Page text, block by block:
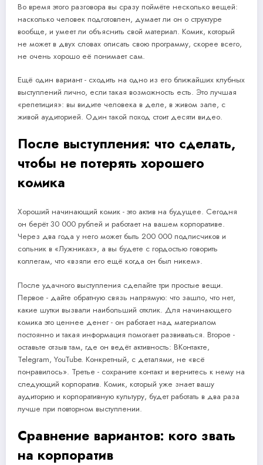
Во время этого разговора вы сразу поймёте несколько вещей:
насколько человек подготовлен, думает ли он о структуре
вообще, и умеет ли объяснить свой материал. Комик, который
не может в двух словах описать свою программу, скорее всего,
не очень хорошо её понимает сам.
Ещё один вариант - сходить на одно из его ближайших клубных
выступлений лично, если такая возможность есть. Это лучшая
«репетиция»: вы видите человека в деле, в живом зале, с
живой аудиторией. Один такой поход стоит десяти видео.
После выступления: что сделать,
чтобы не потерять хорошего
комика
Хороший начинающий комик - это актив на будущее. Сегодня
он берёт 30 000 рублей и работает на вашем корпоративе.
Через два года у него может быть 200 000 подписчиков и
сольник в «Лужниках», а вы будете с гордостью говорить
коллегам, что «взяли его ещё когда он был никем».
После удачного выступления сделайте три простые вещи.
Первое - дайте обратную связь напрямую: что зашло, что нет,
какие шутки вызвали наибольший отклик. Для начинающего
комика это ценнее денег - он работает над материалом
постоянно и такая информация помогает развиваться. Второе -
оставьте отзыв там, где он ведёт активность: ВКонтакте,
Telegram, YouTube. Конкретный, с деталями, не «всё
понравилось». Третье - сохраните контакт и вернитесь к нему на
следующий корпоратив. Комик, который уже знает вашу
аудиторию и корпоративную культуру, будет работать в два раза
лучше при повторном выступлении.
Сравнение вариантов: кого звать
на корпоратив